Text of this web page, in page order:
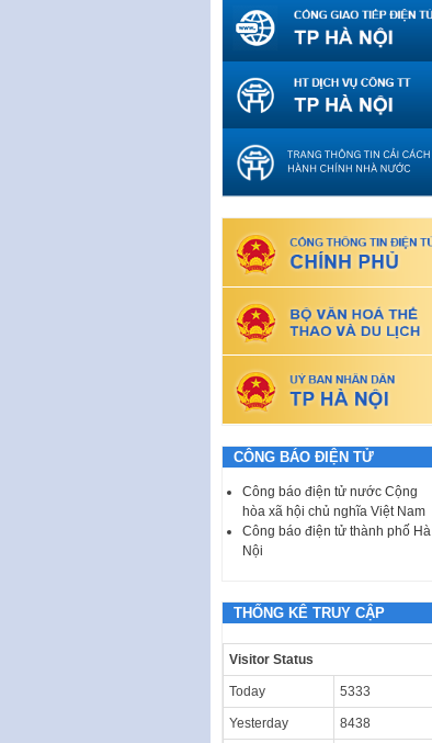
CÔNG BÁO ĐIỆN TỬ
Công báo điện tử nước Cộng
hòa xã hội chủ nghĩa Việt Nam
Công báo điện tử thành phố Hà
Nội
THỐNG KÊ TRUY CẬP
Visitor Status
Today 5333
Yesterday 8438